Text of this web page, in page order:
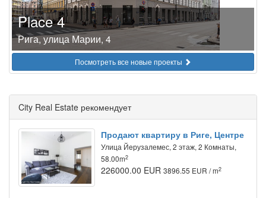
Place 4
Рига, улица Марии, 4
Посмотреть все новые проекты
City Real Estate рекомендует
Продают квартиру в Риге, Центре
Улица Йeрузалемес, 2 этаж, 2 Комнаты,
58.00m2
226000.00 EUR 3896.55 EUR / m2